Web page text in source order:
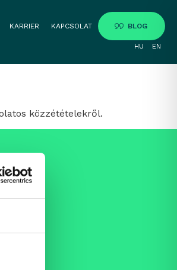
KARRIER KAPCSOLAT BLOG
HU EN
közzétételekről.